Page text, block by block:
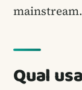
mainstream.
Qual